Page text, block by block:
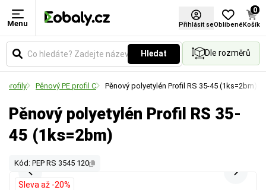
Menu Přihlásit seOblíbené
0
Košík
Hledat Dle rozměrů
profily Pěnový PE profil C Pěnový polyetylén Profil RS 35-45 (1ks=2bm)
Pěnový polyetylén Profil RS 35-
45 (1ks=2bm)
Kód: PEP RS 3545 120
Sleva až -20%